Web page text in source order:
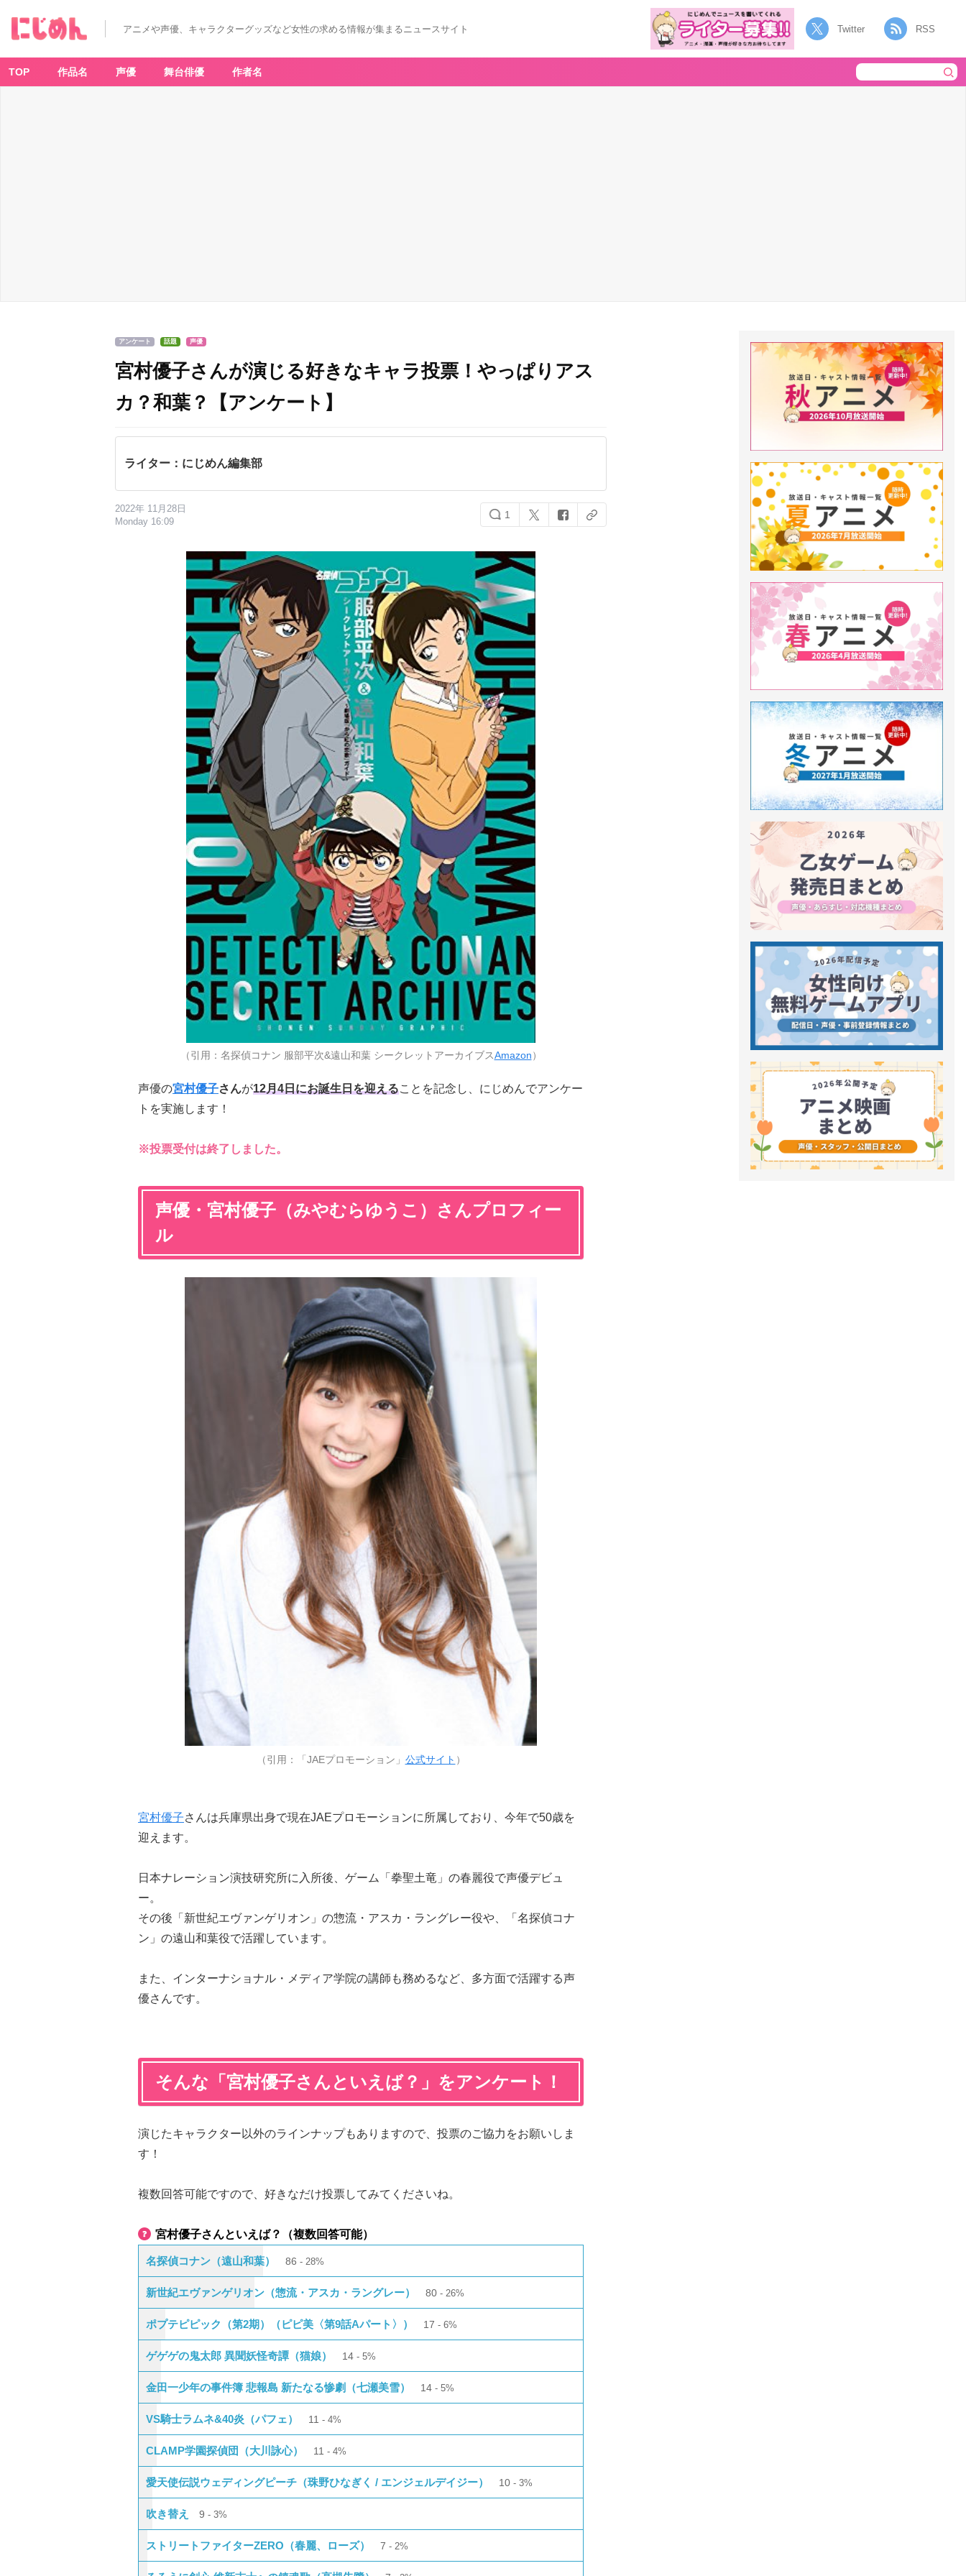
アニメや声優、キャラクターグッズなど女性の求める情報が集まるニュースサイト Twitter RSS
TOP 作品名 声優 舞台俳優 作者名
アンケート 話題 声優
宮村優子さんが演じる好きなキャラ投票！やっぱりアス
カ？和葉？【アンケート】
ライター：にじめん編集部
2022年 11月28日
Monday 16:09
1
（引用：名探偵コナン 服部平次&遠山和葉 シークレットアーカイブスAmazon）
声優の宮村優子さんが12月4日にお誕生日を迎えることを記念し、にじめんでアンケー
トを実施します！
※投票受付は終了しました。
声優・宮村優子（みやむらゆうこ）さんプロフィー
ル
（引用：「JAEプロモーション」 公式サイト ）
宮村優子さんは兵庫県出身で現在JAEプロモーションに所属しており、今年で50歳を
迎えます。
日本ナレーション演技研究所に入所後、ゲーム「拳聖土竜」の春麗役で声優デビュ
ー。
その後「新世紀エヴァンゲリオン」の惣流・アスカ・ラングレー役や、「名探偵コナ
ン」の遠山和葉役で活躍しています。
また、インターナショナル・メディア学院の講師も務めるなど、多方面で活躍する声
優さんです。
そんな「宮村優子さんといえば？」をアンケート！
演じたキャラクター以外のラインナップもありますので、投票のご協力をお願いしま
す！
複数回答可能ですので、好きなだけ投票してみてくださいね。
宮村優子さんといえば？（複数回答可能）
名探偵コナン（遠山和葉） 86 28%
新世紀エヴァンゲリオン（惣流・アスカ・ラングレー） 80 26%
ポプテピピック（第2期）（ピピ美〈第9話Aパート〉） 17 6%
ゲゲゲの鬼太郎 異聞妖怪奇譚（猫娘） 14 5%
金田一少年の事件簿 悲報島 新たなる惨劇（七瀬美雪） 14 5%
VS騎士ラムネ&40炎（パフェ） 11 4%
CLAMP学園探偵団（大川詠心） 11 4%
愛天使伝説ウェディングピーチ（珠野ひなぎく / エンジェルデイジー） 10 3%
吹き替え 9 3%
ストリートファイターZERO（春麗、ローズ） 7 2%